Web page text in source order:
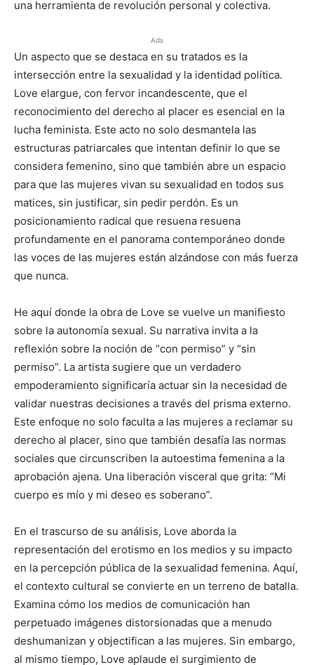
una herramienta de revolución personal y colectiva.
Ads
Un aspecto que se destaca en su tratados es la
intersección entre la sexualidad y la identidad política.
Love elargue, con fervor incandescente, que el
reconocimiento del derecho al placer es esencial en la
lucha feminista. Este acto no solo desmantela las
estructuras patriarcales que intentan definir lo que se
considera femenino, sino que también abre un espacio
para que las mujeres vivan su sexualidad en todos sus
matices, sin justificar, sin pedir perdón. Es un
posicionamiento radical que resuena resuena
profundamente en el panorama contemporáneo donde
las voces de las mujeres están alzándose con más fuerza
que nunca.
He aquí donde la obra de Love se vuelve un manifiesto
sobre la autonomía sexual. Su narrativa invita a la
reflexión sobre la noción de “con permiso” y “sin
permiso”. La artista sugiere que un verdadero
empoderamiento significaría actuar sin la necesidad de
validar nuestras decisiones a través del prisma externo.
Este enfoque no solo faculta a las mujeres a reclamar su
derecho al placer, sino que también desafía las normas
sociales que circunscriben la autoestima femenina a la
aprobación ajena. Una liberación visceral que grita: “Mi
cuerpo es mío y mi deseo es soberano”.
En el trascurso de su análisis, Love aborda la
representación del erotismo en los medios y su impacto
en la percepción pública de la sexualidad femenina. Aquí,
el contexto cultural se convierte en un terreno de batalla.
Examina cómo los medios de comunicación han
perpetuado imágenes distorsionadas que a menudo
deshumanizan y objectifican a las mujeres. Sin embargo,
al mismo tiempo, Love aplaude el surgimiento de